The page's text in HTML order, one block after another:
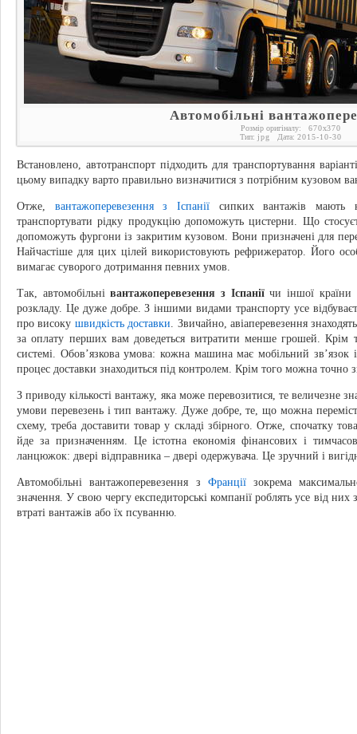
Автомобільні
Розмір оригіналу: 670x370
Тип: jpg Дата: 2015-10-30
Встановлено, автотранспорт підходить для транспортування
цьому випадку варто правильно визначитися з потрібним кузовом
Отже, вантажоперевезення з Іспанії сипких вантажів мають
транспортувати рідку продукцію допоможуть цистерни. Що
допоможуть фургони із закритим кузовом. Вони призначені для
Найчастіше для цих цілей використовують рефрижератор. Його
вимагає суворого дотримання певних умов.
Так, автомобільнівантажоперевезення з Іспаніїчи іншої країни
розкладу. Це дуже добре. З іншими видами транспорту усе
про високу швидкість доставки. Звичайно, авіаперевезення
за оплату перших вам доведеться витратити менше грошей. Крім
системі. Обов’язкова умова: кожна машина має мобільний
процес доставки знаходиться під контролем. Крім того можна точно
З приводу кількості вантажу, яка може перевозитися, те величезне
умови перевезень і тип вантажу. Дуже добре, те, що можна
схему, треба доставити товар у складі збірного. Отже, спочатку
йде за призначенням. Це істотна економія фінансових і
ланцюжок: двері відправника – двері одержувача. Це зручний і
Автомобільні вантажоперевезення з Франціїзокрема
значення. У свою чергу експедиторські компанії роблять усе від
втраті вантажів або їх псуванню.